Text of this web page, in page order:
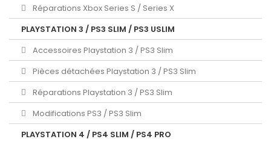
Réparations Xbox Series S / Series X
PLAYSTATION 3 / PS3 SLIM / PS3 USLIM
Accessoires Playstation 3 / PS3 Slim
Pièces détachées Playstation 3 / PS3 Slim
Réparations Playstation 3 / PS3 Slim
Modifications PS3 / PS3 Slim
PLAYSTATION 4 / PS4 SLIM / PS4 PRO